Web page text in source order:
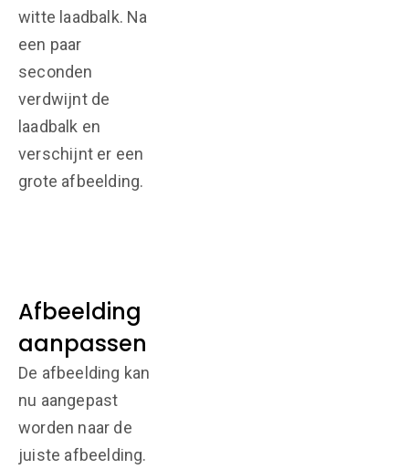
witte laadbalk. Na
een paar
seconden
verdwijnt de
laadbalk en
verschijnt er een
grote afbeelding.
Afbeelding
aanpassen
De afbeelding kan
nu aangepast
worden naar de
juiste afbeelding.